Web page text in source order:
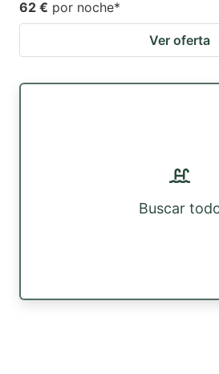
62 € por noche*
Ver oferta
Buscar